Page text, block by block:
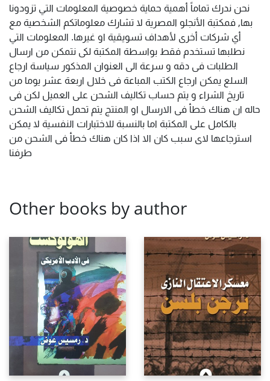
نحن ندرك تماماً أهمية حماية خصوصية المعلومات التي تزودونا
بها, فمكتبة الأنجلو المصرية لا تشارك معلوماتكم الشخصية مع
أي شركات أخرى لأهداف تسويقية او غيرها. المعلومات التي
نطلبها تستخدم فقط بواسطة المكتبة لكى نتمكن من ارسال
الطلبات فى دقه و سرعة الى العنوان المذكور سياسة ارجاع
السلع يمكن ارجاع الكتب المباعة فى خلال اربعة عشر يوما من
تاريخ الشراء و يتم حساب تكاليف الشحن على العميل لكن فى
حاله ان هناك خطأ فى الارسال او المنتج يتم تحمل تكاليف الشحن
بالكامل على المكتبة اما بالنسبة للاختبارات النفسية لا يمكن
استرجاعها لاى سبب كان الا اذا كان هناك خطأ فى الشحن من
طرفنا
Other books by author